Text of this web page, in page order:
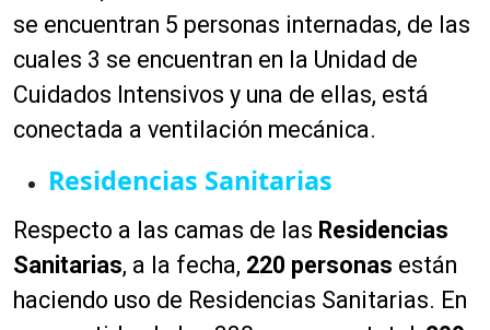
se encuentran 5 personas internadas, de las
cuales 3 se encuentran en la Unidad de
Cuidados Intensivos y una de ellas, está
conectada a ventilación mecánica.
Residencias Sanitarias
Respecto a las camas de las Residencias
Sanitarias, a la fecha, 220 personas están
haciendo uso de Residencias Sanitarias. En